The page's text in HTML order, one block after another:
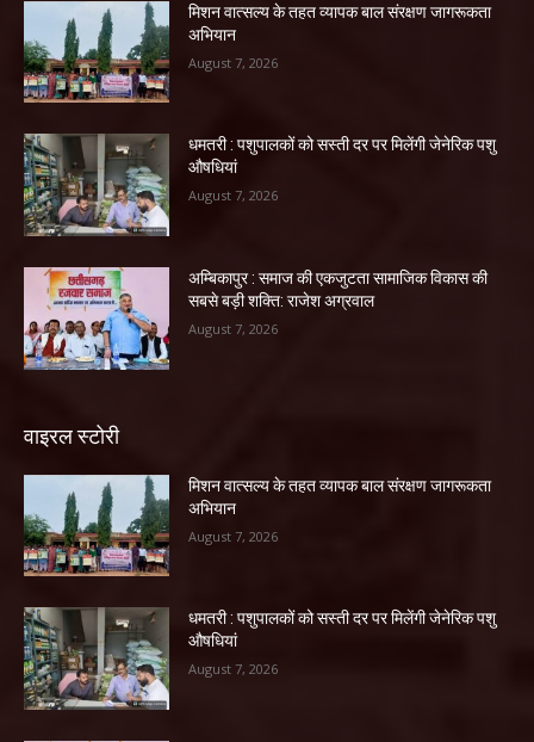
मिशन वात्सल्य के तहत व्यापक बाल संरक्षण जागरूकता
अभियान
August 7, 2026
धमतरी : पशुपालकों को सस्ती दर पर मिलेंगी जेनेरिक पशु
औषधियां
August 7, 2026
अम्बिकापुर : समाज की एकजुटता सामाजिक विकास की
सबसे बड़ी शक्ति: राजेश अग्रवाल
August 7, 2026
वाइरल स्टोरी
मिशन वात्सल्य के तहत व्यापक बाल संरक्षण जागरूकता
अभियान
August 7, 2026
धमतरी : पशुपालकों को सस्ती दर पर मिलेंगी जेनेरिक पशु
औषधियां
August 7, 2026